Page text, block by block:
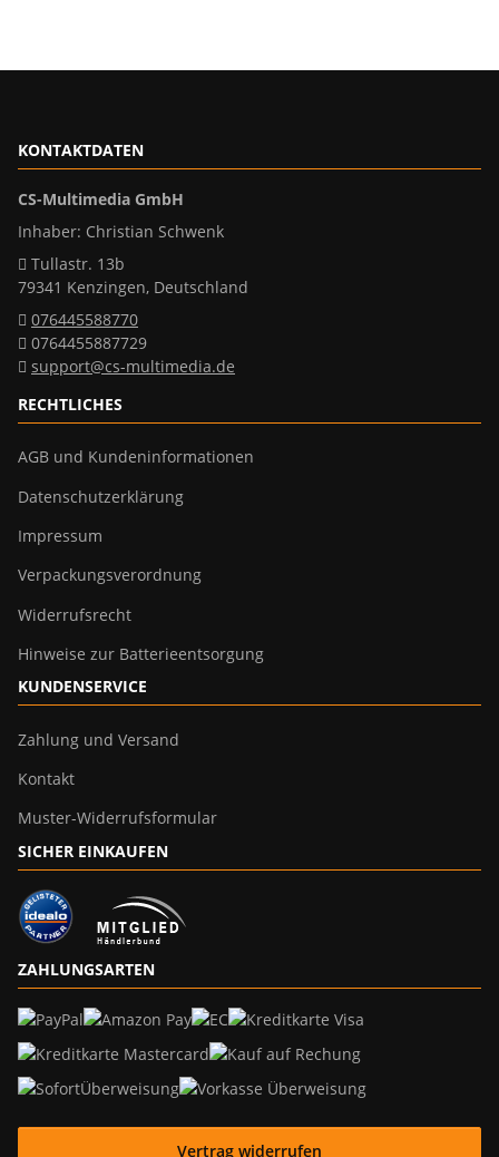
KONTAKTDATEN
CS-Multimedia GmbH
Inhaber: Christian Schwenk
Tullastr. 13b
79341 Kenzingen, Deutschland
076445588770
0764455887729
support@cs-multimedia.de
RECHTLICHES
AGB und Kundeninformationen
Datenschutzerklärung
Impressum
Verpackungsverordnung
Widerrufsrecht
Hinweise zur Batterieentsorgung
KUNDENSERVICE
Zahlung und Versand
Kontakt
Muster-Widerrufsformular
SICHER EINKAUFEN
ZAHLUNGSARTEN
Vertrag widerrufen